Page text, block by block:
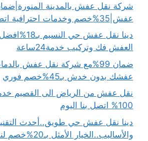
عفش|35%خصم وخدمات احترافية اتصل الان
دينا نقل عفش
العفش فك وتركيب خدمة24ساعة
ضمان 99%مع شركة نقل عفش
عفشك بدون خدش بـ45%خصم فوري
100% اتصل بنا اليوم
دينا نقل عفش حي طويق..أحدث